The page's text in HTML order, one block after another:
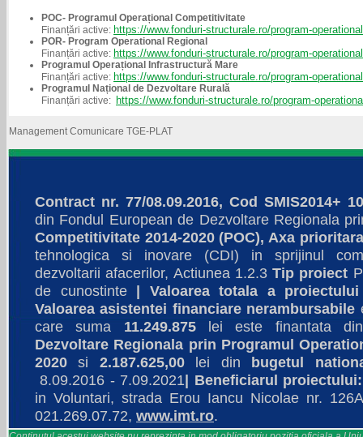
POC- Programul Operațional Competitivitate
Finanțări active: https://www.fonduri-structurale.ro/program-
POR- Program Operational Regional
Finanțări active: https://www.fonduri-structurale.ro/program-
Programul Operațional Infrastructură Mare
Finanțări active: https://www.fonduri-structurale.ro/program-
Programul Național de Dezvoltare Rurală
Finanțări active: https://www.fonduri-structurale.ro/program-
Management Comunicare TGE-PLAT
Contract nr. 77/08.09.2016, Cod SMIS2014+
din Fondul European de Dezvoltare Regionala
Competitivitate 2014-2020 (POC), Axa
tehnologica si inovare (CDI) in sprijinul
dezvoltarii afacerilor, Actiunea 1.2.3 Tip proiect
de cunostinte | Valoarea totala a proiectului
Valoarea asistentei financiare nerambursabile
care suma 11.249.875lei este finantata
Dezvoltare Regionala prin Programul
2020 si 2.187.625,00lei din bugetul
8.09.2016 - 7.09.2021| Beneficiarul
in Voluntari, strada Erou Iancu Nicolae nr.
021.269.07.72, www.imt.ro.